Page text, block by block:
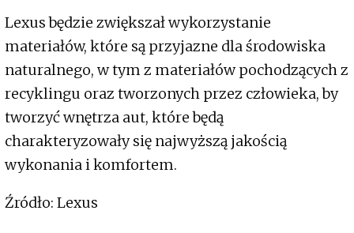
Lexus będzie zwiększał wykorzystanie
materiałów, które są przyjazne dla środowiska
naturalnego, w tym z materiałów pochodzących z
recyklingu oraz tworzonych przez człowieka, by
tworzyć wnętrza aut, które będą
charakteryzowały się najwyższą jakością
wykonania i komfortem.
Źródło: Lexus